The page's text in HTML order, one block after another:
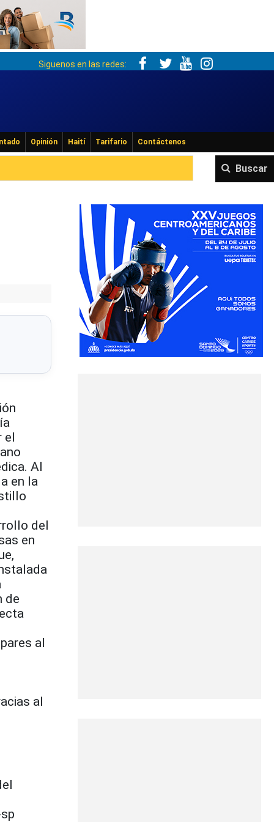
Siguenos en las redes:
Opinión Haití Tarifario Contáctenos
Buscar
el
Al
en la
del
en
de
al
al